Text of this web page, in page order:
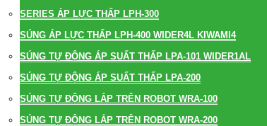
SERIES ÁP LỰC THẤP LPH-300
SÚNG ÁP LỰC THẤP LPH-400 WIDER4L KIWAMI4
SÚNG TỰ ĐỘNG ÁP SUẤT THẤP LPA-101 WIDER1AL
SÚNG TỰ ĐỘNG ÁP SUẤT THẤP LPA-200
SÚNG TỰ ĐỘNG LẮP TRÊN ROBOT WRA-100
SÚNG TỰ ĐỘNG LẮP TRÊN ROBOT WRA-200